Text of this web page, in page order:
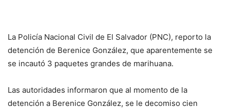
La Policía Nacional Civil de El Salvador (PNC), reporto la
detención de Berenice González, que aparentemente se
se incautó 3 paquetes grandes de marihuana.
Las autoridades informaron que al momento de la
detención a Berenice González, se le decomiso cien